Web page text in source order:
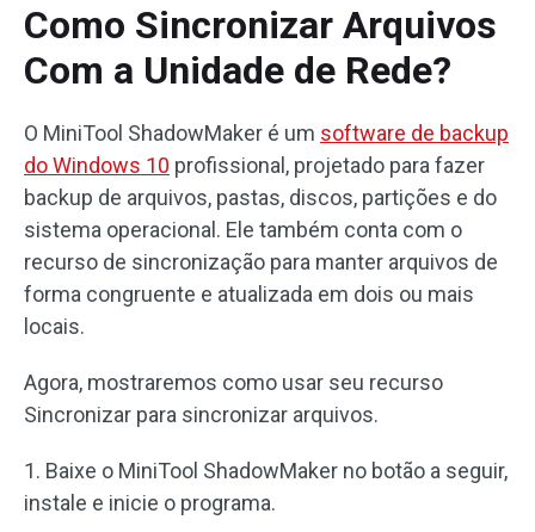
Como Sincronizar Arquivos
Com a Unidade de Rede?
O MiniTool ShadowMaker é um software de backup
do Windows 10 profissional, projetado para fazer
backup de arquivos, pastas, discos, partições e do
sistema operacional. Ele também conta com o
recurso de sincronização para manter arquivos de
forma congruente e atualizada em dois ou mais
locais.
Agora, mostraremos como usar seu recurso
Sincronizar para sincronizar arquivos.
1. Baixe o MiniTool ShadowMaker no botão a seguir,
instale e inicie o programa.